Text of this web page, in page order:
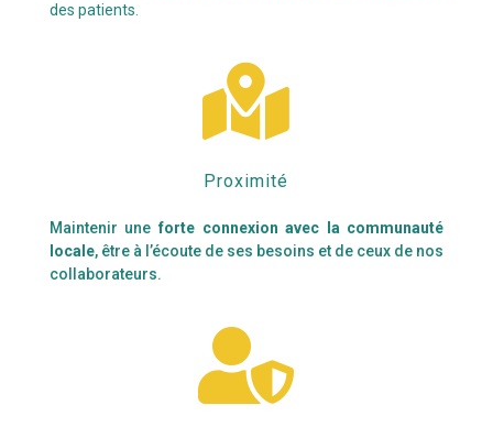
des patients.

Proximité
Maintenir uneforte connexion avec la communauté
locale, être à l’écoute de ses besoins et de ceux de nos
collaborateurs.
